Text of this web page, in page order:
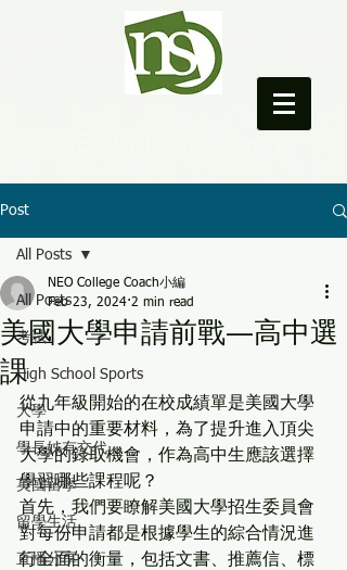
Post
All Posts
考試
High School Sports
大學
學長姊有交代
英國留學
留學生活
直播分享
All Posts
美國大學申請前戰—高中選
課
NEO College Coach小編
Feb 23, 2024 2 min read
從九年級開始的在校成績單是美國大學
申請中的重要材料，為了提升進入頂尖
大學的錄取機會，作為高中生應該選擇
學習哪些課程呢？
首先，我們要瞭解美國大學招生委員會
對每份申請都是根據學生的綜合情況進
行全面的衡量，包括文書、推薦信、標